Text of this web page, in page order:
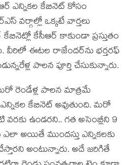
ఎన్నికల కేబినెట్ కోసం
వ‌ర్గాల్లో ఒక్క‌టే వార్త‌లు
కేసీఆర్ కాకుండా ప్ర‌స్తుతం
వీరిలో ఈట‌ల రాజేంద‌ర్‌ను భ‌ర్త‌ర‌ఫ్
పాల‌న పూర్తి చేసుకున్నారు.
రెండేళ్ల పాల‌న మాత్ర‌మే
కేబినెట్ అవుతుంది. మ‌రో
వ‌ర‌కు ఉండ‌ర‌ని.. గ‌త అసెంబ్లీని 9
ఎలా అయితే ముంద‌స్తు ఎన్నిక‌ల‌కు
అంటున్నారు. అదే జ‌రిగితే